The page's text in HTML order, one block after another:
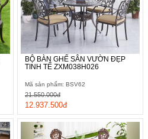
BỘ BÀN GHẾ SÂN VƯỜN ĐẸP
TINH TẾ ZXM038H026
Mã sản phẩm: BSV62
12.937.500đ
21.550.000đ